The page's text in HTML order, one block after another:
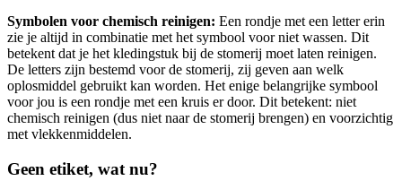
Symbolen voor chemisch reinigen: Een rondje met een letter erin
zie je altijd in combinatie met het symbool voor niet wassen. Dit
betekent dat je het kledingstuk bij de stomerij moet laten reinigen.
De letters zijn bestemd voor de stomerij, zij geven aan welk
oplosmiddel gebruikt kan worden. Het enige belangrijke symbool
voor jou is een rondje met een kruis er door. Dit betekent: niet
chemisch reinigen (dus niet naar de stomerij brengen) en voorzichtig
met vlekkenmiddelen.
Geen etiket, wat nu?